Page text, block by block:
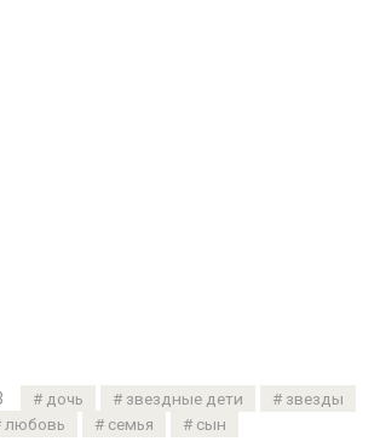
дочь звездные дети
звезды
любовь
семья сын